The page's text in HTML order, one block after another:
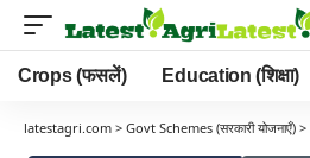
Crops (फसलें) Education (शिक्षा)
latestagri.com > Govt Schemes (सरकारी योजनाएँ) >